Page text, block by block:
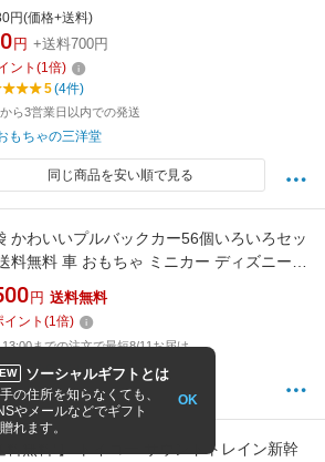
円(価格+送料)
円 +送料700円
ント (1倍)
5(4件)
ら3営業日以内での発送
もちゃの三洋堂
同じ商品を安い順で見る
かわいいプルバックカー56個いろいろセッ
料無料 車 おもちゃ ミニカー ディズニー
合わせ クリスマス 男の子 女の子 くるま セ
プルバック キッズ 子供 遊び 縁日 お祭り
玩具 夏祭り プレゼント 問屋 新年【13時
円 送料無料
イント (1倍)
13:00までの注文で最短8/11お届け
ットDE縁日 わっしょい村
料無料!】 トイコー サウンドトレイン新幹
ソーシャルギフトとは
の住所を知らなくても、
やメールなどでギフト
れます。
OK